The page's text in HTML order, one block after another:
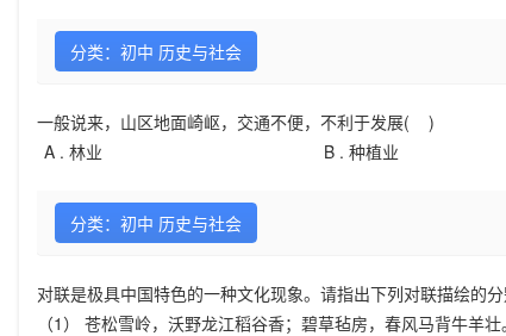
分类：初中 历史与社会
一般说来，山区地面崎岖，交通不便，不利于发展( )
A . 林业 B . 种植业
分类：初中 历史与社会
对联是极具中国特色的一种文化现象。请指出下列对联描绘的分
（1） 苍松雪岭，沃野龙江稻谷香；碧草毡房，春风马背牛羊壮。